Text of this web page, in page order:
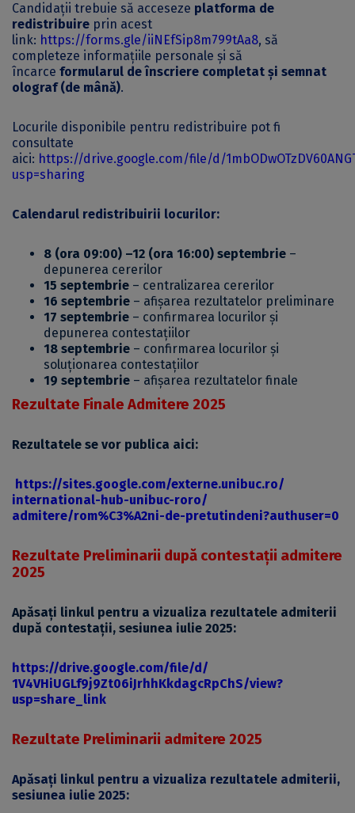
Candidații trebuie să acceseze platforma de
redistribuire prin acest
link: https://forms.gle/iiNEfSip8m799tAa8, să
completeze informațiile personale și să
încarce formularul de înscriere completat și semnat
olograf (de mână).
Locurile disponibile pentru redistribuire pot fi
consultate
aici: https://drive.google.com/file/d/
usp=sharing
Calendarul redistribuirii locurilor:
8 (ora 09:00) –12 (ora 16:00) septembrie –
depunerea cererilor
15 septembrie – centralizarea cererilor
16 septembrie – afișarea rezultatelor preliminare
17 septembrie – confirmarea locurilor și
depunerea contestațiilor
18 septembrie – confirmarea locurilor și
soluționarea contestațiilor
19 septembrie – afișarea rezultatelor finale
Rezultate Finale Admitere 2025
Rezultatele se vor publica aici:
https://sites.google.com/externe.unibuc.ro/
international-hub-unibuc-roro/
admitere/rom%C3%A2ni-de-pretutindeni?authuser=0
Rezultate Preliminarii după contestații admitere
2025
Apăsați linkul pentru a vizualiza rezultatele admiterii
după contestații, sesiunea iulie 2025:
https://drive.google.com/file/d/
1V4VHiUGLf9j9Zt06iJrhhKkdagcRpChS/view?
usp=share_link
Rezultate Preliminarii admitere 2025
Apăsați linkul pentru a vizualiza rezultatele admiterii,
sesiunea iulie 2025: